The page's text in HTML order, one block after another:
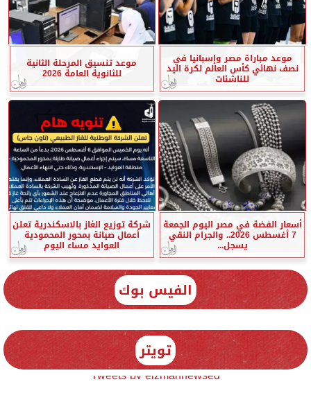
موعد مباراة مصر وإسبانيا في
نصف نهائي كأس العالم لكرة اليد
للناشئات
موعد تنسيق المرحلة الثانية
للثانوية العامة 2026
أسعار الفضة في مصر اليوم الجمعة
7 أغسطس 2026.. والجرام النقي
يسجل...
شركة توزيع الغاز بالاسكندرية تعلن
أعمال صيانة بمحور المحمودية
العوايد مساء اليوم
الفيس بوك
تويتر
Tweets by elzmannewseg